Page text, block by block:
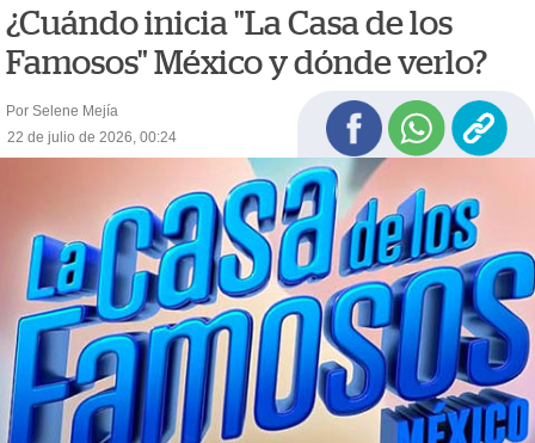
¿Cuándo inicia "La Casa de los
Famosos" México y dónde verlo?
Por Selene Mejía
22 de julio de 2026, 00:24